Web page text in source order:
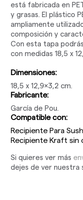
está fabricada en
y grasas. El plástico
ampliamente
composición y
Con esta tapa
con medidas 18,5 x
Dimensiones:
18,5 x 12,9x3,2 cm.
Fabricante:
García de Pou.
Compatible con:
Recipiente Para
Recipiente Kraft sin
Si quieres ver más
dejes de ver nuestra